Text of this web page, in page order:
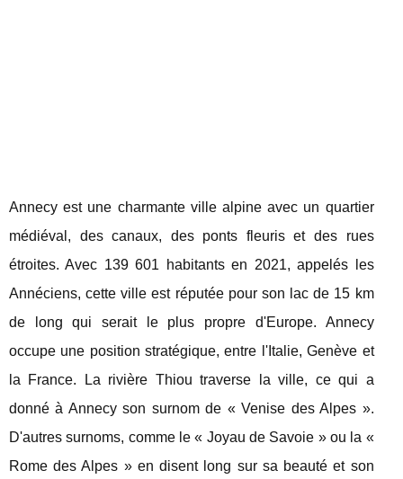
Annecy est une charmante ville alpine avec un quartier
médiéval, des canaux, des ponts fleuris et des rues
étroites. Avec 139 601 habitants en 2021, appelés les
Annéciens, cette ville est réputée pour son lac de 15 km
de long qui serait le plus propre d'Europe. Annecy
occupe une position stratégique, entre l'Italie, Genève et
la France. La rivière Thiou traverse la ville, ce qui a
donné à Annecy son surnom de « Venise des Alpes ».
D'autres surnoms, comme le « Joyau de Savoie » ou la «
Rome des Alpes » en disent long sur sa beauté et son